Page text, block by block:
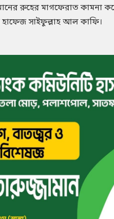
রুহের মাগফেরাত কামনা
হাফেজ সাইফুল্লাহ আল কাফি।